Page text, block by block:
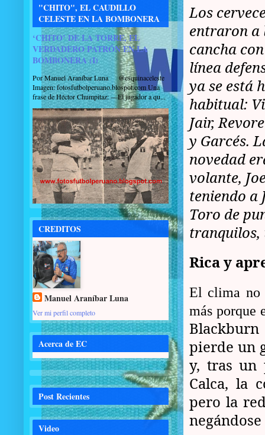
Los
entraron a
cancha
línea
ya se está
habitual:
Jair,
y Garcés.
novedad
volante,
teniendo a
Toro de
tranquilos,
Rica y
El clima no
más porque
pierde un
y, tras un
Calca, la
pero la
"CHITO", EL CAUDILLO
CELESTE EN LA BOMBONERA
‘CHITO’ DE LA TORRE, EL
VERDADERO PATRÓN EN LA
BOMBONERA (I)
Por Manuel Araníbar Luna @esquinaceleste
Imagen: fotosfutbolperuano.blospot.com Una
frase de Héctor Chumpitaz: —El jugador a qu...
CREDITOS
Manuel Araníbar Luna
Ver mi perfil completo
Acerca de EC
Post Recientes
Video